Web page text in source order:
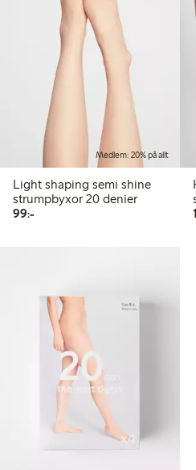
Medlem: 20% på allt
Light shaping semi shine
strumpbyxor 20 denier
99:-99,00 kr